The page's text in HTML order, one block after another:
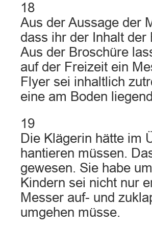
18
Aus der Aussage der
dass ihr der Inhalt
Aus der Broschüre
auf der Freizeit ein
Flyer sei inhaltlich
eine am Boden
19
Die Klägerin hätte im
hantieren müssen.
gewesen. Sie habe
Kindern sei nicht nur
Messer auf- und
umgehen müsse.